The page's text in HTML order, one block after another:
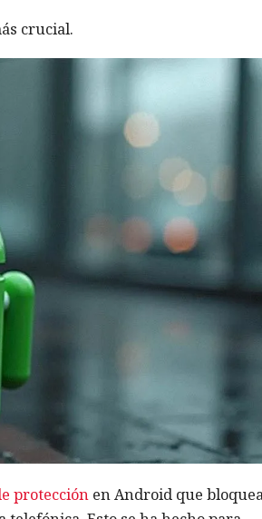
crucial.
protecciónen Android que